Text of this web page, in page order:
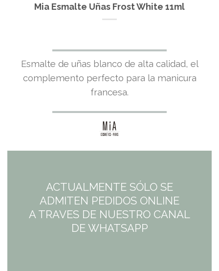
Mia Esmalte Uñas Frost White 11ml
Esmalte de uñas blanco de alta calidad, el
complemento perfecto para la manicura
francesa.
ACTUALMENTE SÓLO SE
ADMITEN PEDIDOS ONLINE
A TRAVES DE NUESTRO CANAL
DE WHATSAPP